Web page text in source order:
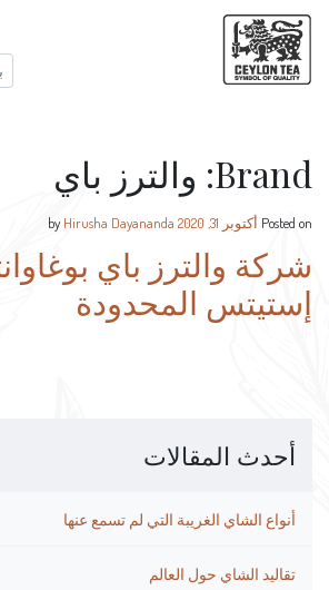
Brand: والترز باي
Posted on أكتوبر 31, 2020 Hirusha Dayananda
شركة والترز باي
إستيتس المحدودة
أحدث المقالات
أنواع الشاي الغريبة التي لم تسمع عنها
تقاليد الشاي حول العالم